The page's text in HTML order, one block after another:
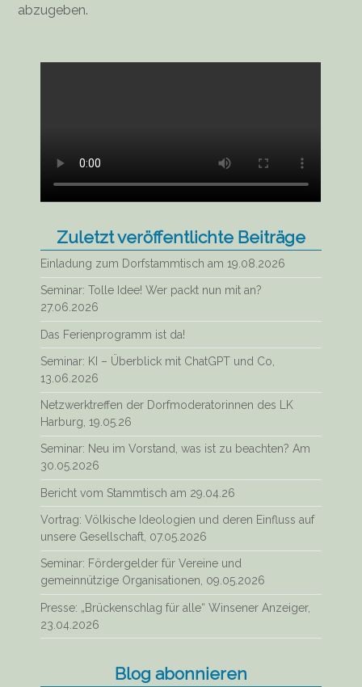
abzugeben.
Zuletzt veröffentlichte Beiträge
Einladung zum Dorfstammtisch am 19.08.2026
Seminar: Tolle Idee! Wer packt nun mit an?
27.06.2026
Das Ferienprogramm ist da!
Seminar: KI – Überblick mit ChatGPT und Co,
13.06.2026
Netzwerktreffen der Dorfmoderatorinnen des LK
Harburg, 19.05.26
Seminar: Neu im Vorstand, was ist zu beachten? Am
30.05.2026
Bericht vom Stammtisch am 29.04.26
Vortrag: Völkische Ideologien und deren Einfluss auf
unsere Gesellschaft, 07.05.2026
Seminar: Fördergelder für Vereine und
gemeinnützige Organisationen, 09.05.2026
Presse: „Brückenschlag für alle“ Winsener Anzeiger,
23.04.2026
Blog abonnieren